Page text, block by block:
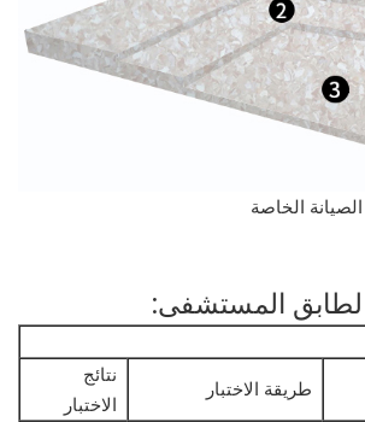
لطابق المستشفى:
طريقة الاختبار
نتائج
الاختبار